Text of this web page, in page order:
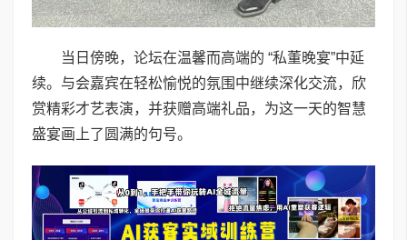
当日傍晚，论坛在温馨而高端的 “私董晚宴”中延
续。与会嘉宾在轻松愉悦的氛围中继续深化交流，欣
赏精彩才艺表演，并获赠高端礼品，为这一天的智慧
盛宴画上了圆满的句号。